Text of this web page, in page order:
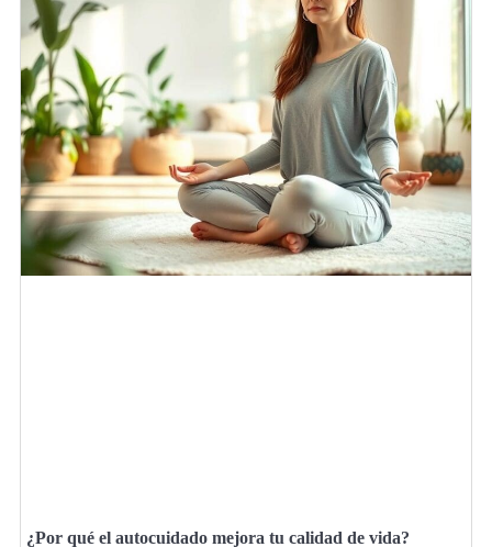
¿Por qué el autocuidado mejora tu calidad de vida?